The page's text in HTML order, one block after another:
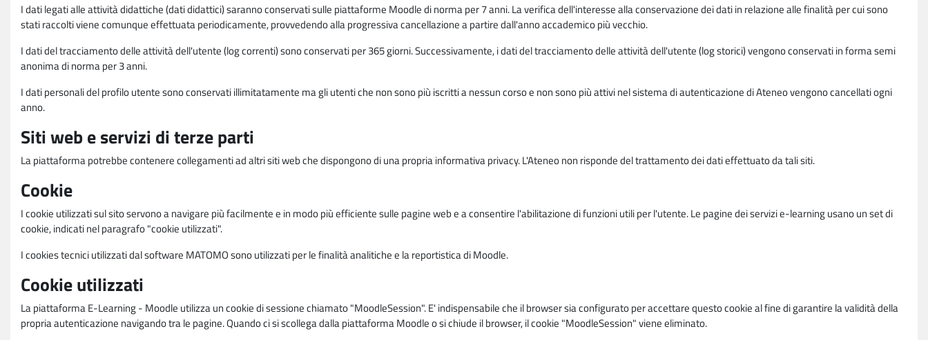
I dati legati alle attività didattiche (dati didattici) saranno conservati sulle piattaforme Moodle di norma per 7 anni. La verifica dell'interesse alla conservazione dei dati in relazione alle finalità per cui sono
stati raccolti viene comunque effettuata periodicamente, provvedendo alla progressiva cancellazione a partire dall'anno accademico più vecchio.
I dati del tracciamento delle attività dell'utente (log correnti) sono conservati per 365 giorni. Successivamente, i dati del tracciamento delle attività dell'utente (log storici) vengono conservati in forma semi
anonima di norma per 3 anni.
I dati personali del profilo utente sono conservati illimitatamente ma gli utenti che non sono più iscritti a nessun corso e non sono più attivi nel sistema di autenticazione di Ateneo vengono cancellati ogni
anno.
Siti web e servizi di terze parti
La piattaforma potrebbe contenere collegamenti ad altri siti web che dispongono di una propria informativa privacy. L'Ateneo non risponde del trattamento dei dati effettuato da tali siti.
Cookie
I cookie utilizzati sul sito servono a navigare più facilmente e in modo più efficiente sulle pagine web e a consentire l'abilitazione di funzioni utili per l'utente. Le pagine dei servizi e-learning usano un set di
cookie, indicati nel paragrafo "cookie utilizzati".
I cookies tecnici utilizzati dal software MATOMO sono utilizzati per le finalità analitiche e la reportistica di Moodle.
Cookie utilizzati
La piattaforma E-Learning - Moodle utilizza un cookie di sessione chiamato "MoodleSession". E' indispensabile che il browser sia configurato per accettare questo cookie al fine di garantire la validità della
propria autenticazione navigando tra le pagine. Quando ci si scollega dalla piattaforma Moodle o si chiude il browser, il cookie "MoodleSession" viene eliminato.